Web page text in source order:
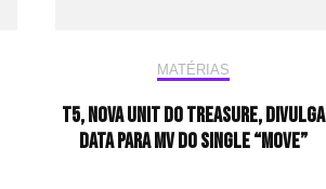
MATÉRIAS
T5, nova unit do TREASURE, divulga
data para MV do single “MOVE”